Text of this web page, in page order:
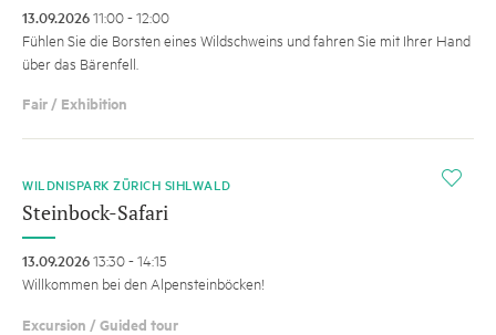
13.09.202611:00 - 12:00
Fühlen Sie die Borsten eines Wildschweins und fahren Sie mit Ihrer Hand
über das Bärenfell.
Fair / Exhibition
i
WILDNISPARK ZÜRICH SIHLWALD
Steinbock-Safari
13.09.202613:30 - 14:15
Willkommen bei den Alpensteinböcken!
Excursion / Guided tour